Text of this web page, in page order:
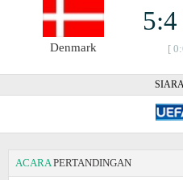
Denmark
5:4
[
ACARA PERTANDINGAN